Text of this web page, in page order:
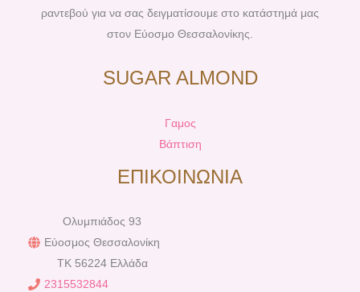
ραντεβού για να σας δειγματίσουμε στο κατάστημά μας
στον Εύοσμο Θεσσαλονίκης.
SUGAR ALMOND
Γαμος
Βάπτιση
ΕΠΙΚΟΙΝΩΝΙΑ
Ολυμπιάδος 93
Εύοσμος Θεσσαλονίκη
TK 56224 Ελλάδα
2315532844